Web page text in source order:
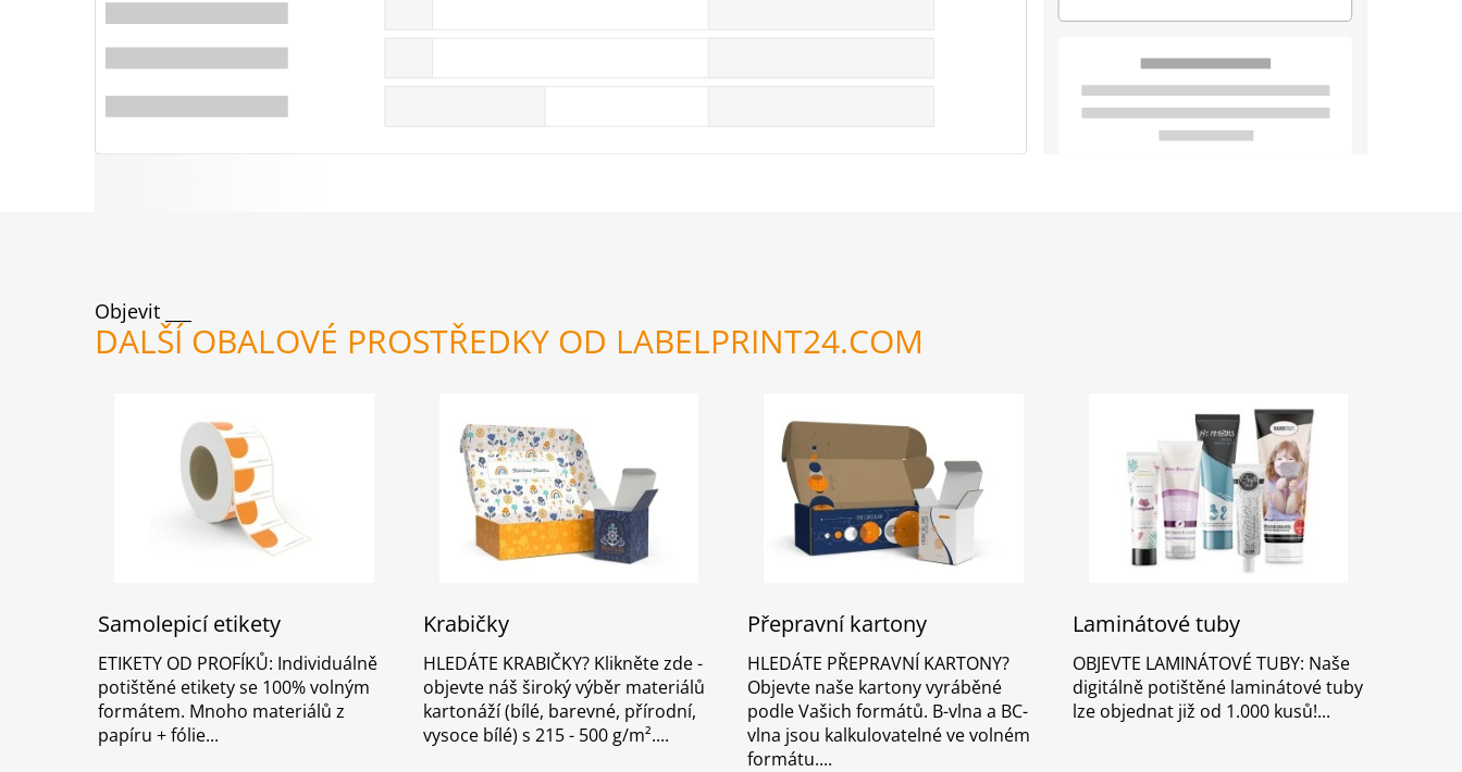
Objevit
DALŠÍ OBALOVÉ PROSTŘEDKY OD LABELPRINT24.COM
Samolepicí etikety
ETIKETY OD PROFÍKŮ: Individuálně
potištěné etikety se 100% volným
formátem. Mnoho materiálů z
papíru + fólie
Krabičky
HLEDÁTE KRABIČKY? Klikněte zde -
objevte náš široký výběr materiálů
kartonáží (bílé, barevné, přírodní,
vysoce bílé) s 215 - 500 g/m².
Přepravní kartony
HLEDÁTE PŘEPRAVNÍ KARTONY?
Objevte naše kartony vyráběné
podle Vašich formátů. B-vlna a BC-
vlna jsou kalkulovatelné ve volném
formátu.
Laminátové tuby
OBJEVTE LAMINÁTOVÉ TUBY: Naše
digitálně potištěné laminátové tuby
lze objednat již od 1.000 kusů!